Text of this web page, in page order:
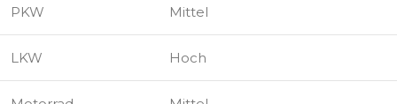
PKW Mittel
LKW Hoch